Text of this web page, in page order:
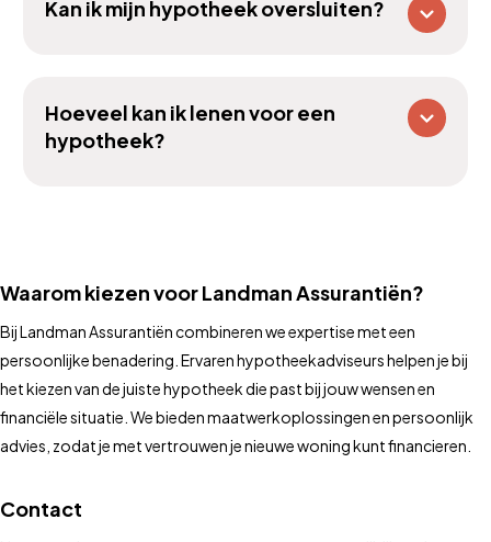
Kan ik mijn hypotheek oversluiten?
Hoeveel kan ik lenen voor een
hypotheek?
Waarom kiezen voor Landman Assurantiën?
Bij Landman Assurantiën combineren we expertise met een
persoonlijke benadering. Ervaren hypotheekadviseurs helpen je bij
het kiezen van de juiste hypotheek die past bij jouw wensen en
financiële situatie. We bieden maatwerkoplossingen en persoonlijk
advies, zodat je met vertrouwen je nieuwe woning kunt financieren.
Contact